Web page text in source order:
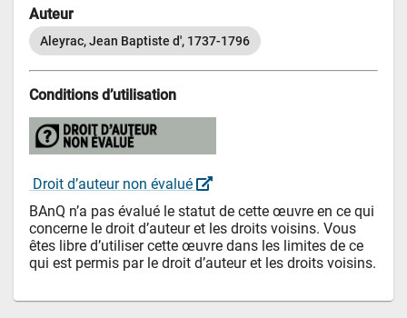
Auteur
Aleyrac, Jean Baptiste d', 1737-1796
Conditions d’utilisation
Droit d’auteur non évalué
BAnQ n’a pas évalué le statut de cette œuvre en ce qui
concerne le droit d’auteur et les droits voisins. Vous
êtes libre d’utiliser cette œuvre dans les limites de ce
qui est permis par le droit d’auteur et les droits voisins.